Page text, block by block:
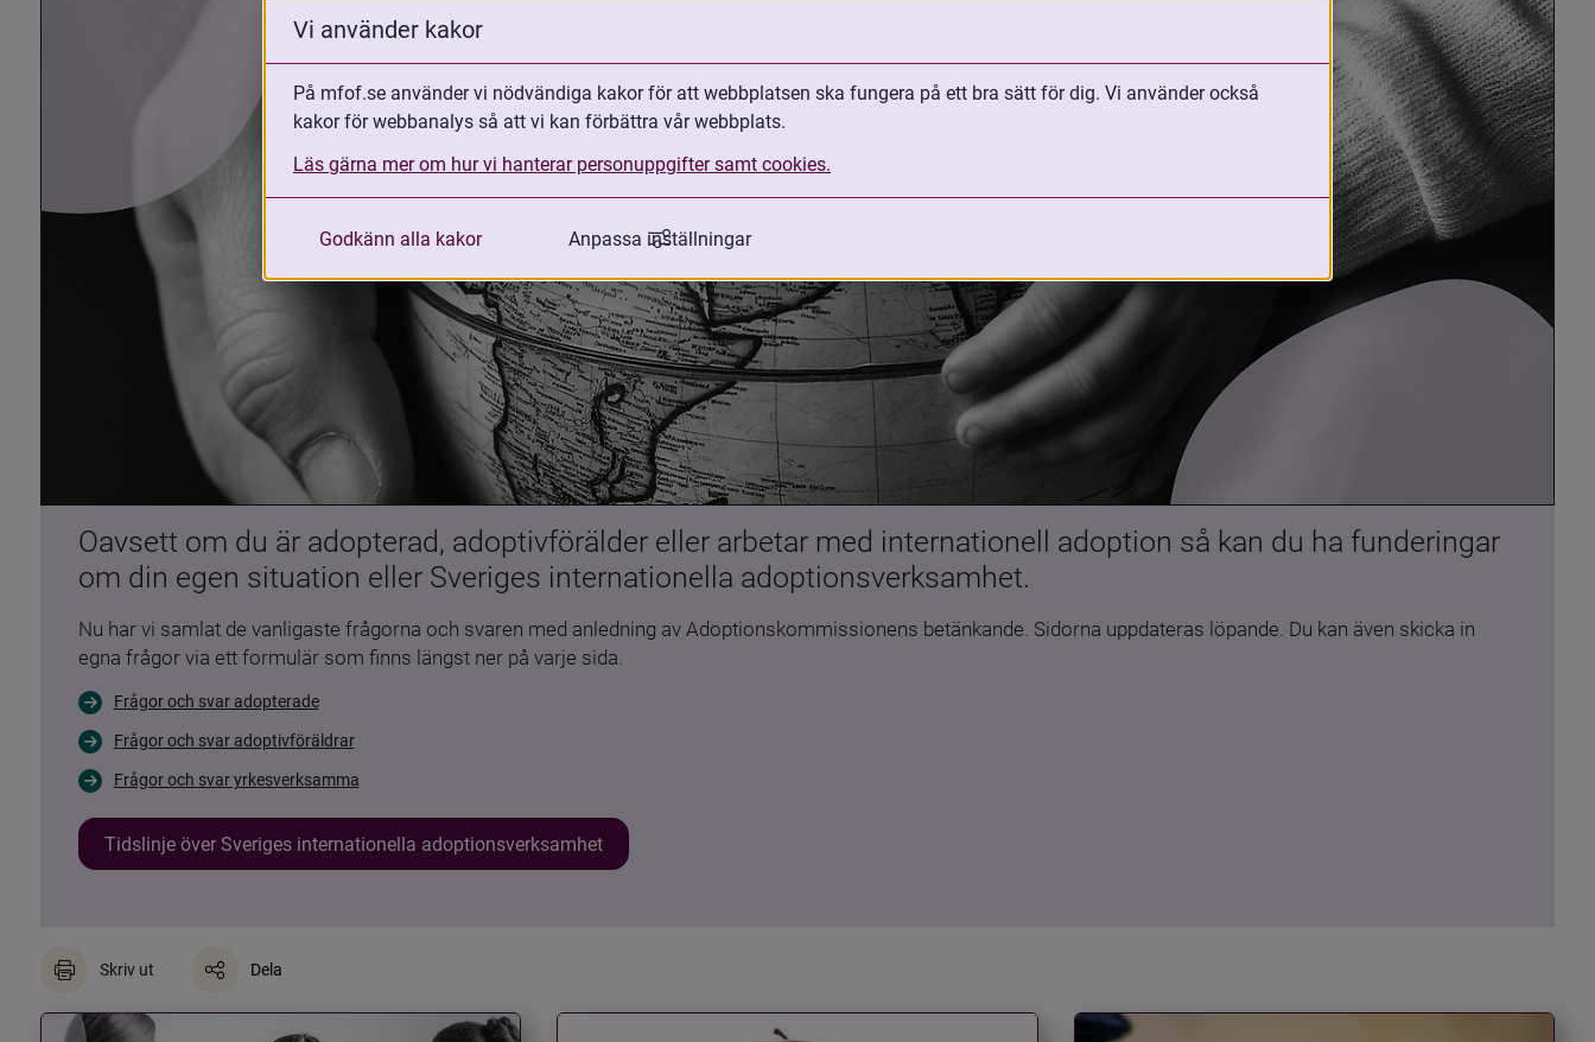
Oavsett om du är adopterad, adoptivförälder eller arbetar med internationell adoption så kan du ha funderingar
om din egen situation eller Sveriges internationella adoptionsverksamhet.
Nu har vi samlat de vanligaste frågorna och svaren med anledning av Adoptionskommissionens betänkande. Sidorna uppdateras löpande. Du kan även skicka in
egna frågor via ett formulär som finns längst ner på varje sida.
Frågor och svar adopterade
Frågor och svar adoptivföräldrar
Frågor och svar yrkesverksamma
Tidslinje över Sveriges internationella adoptionsverksamhet
Skriv ut Dela
Vi använder kakor
På mfof.se använder vi nödvändiga kakor för att webbplatsen ska fungera på ett bra sätt för dig. Vi använder också
kakor för webbanalys så att vi kan förbättra vår webbplats.
Läs gärna mer om hur vi hanterar personuppgifter samt cookies.
Godkänn alla kakor Anpassa inställningar